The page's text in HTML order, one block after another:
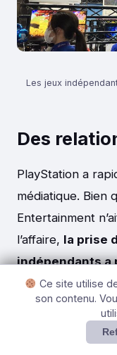
Les jeux
Des
PlayStation a
médiatique. Bien
Entertainment
l’affaire, la prise
indépendants a
trouver des
au niveau des
Ce site utilise
son contenu.